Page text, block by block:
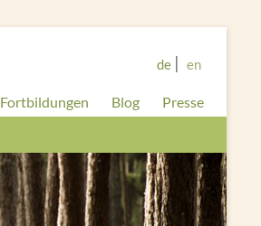
de en
Fortbildungen Blog Presse